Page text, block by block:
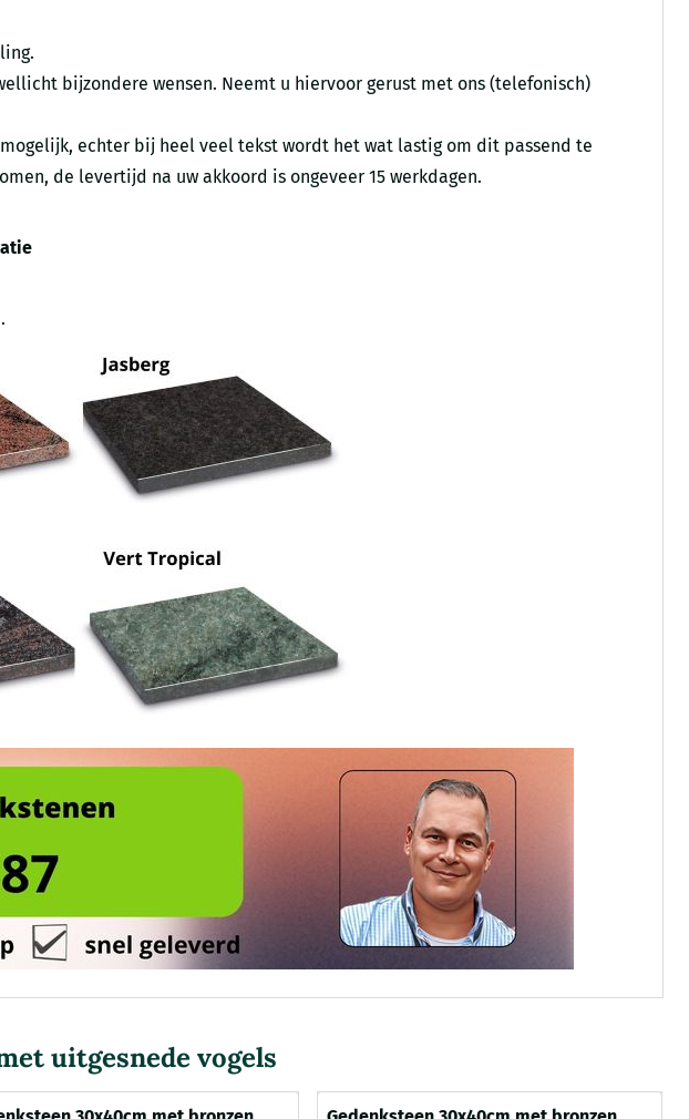
bijzondere wensen. Neemt u hiervoor gerust met ons (telefonisch)
echter bij heel veel tekst wordt het wat lastig om dit passend te
de levertijd na uw akkoord is ongeveer 15 werkdagen.
uitgesnede vogels